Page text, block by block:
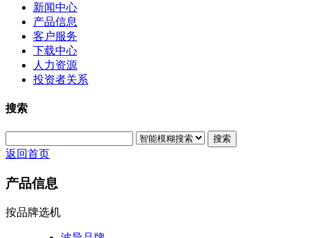
新闻中心
产品信息
客户服务
下载中心
人力资源
投资者关系
搜索
搜索
返回首页
产品信息
按品牌选机